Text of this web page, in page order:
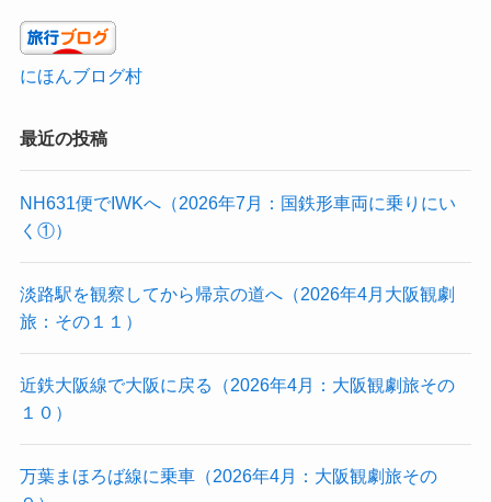
にほんブログ村
最近の投稿
NH631便でIWKへ（2026年7月：国鉄形車両に乗りにい
く①）
淡路駅を観察してから帰京の道へ（2026年4月大阪観劇
旅：その１１）
近鉄大阪線で大阪に戻る（2026年4月：大阪観劇旅その
１０）
万葉まほろば線に乗車（2026年4月：大阪観劇旅その